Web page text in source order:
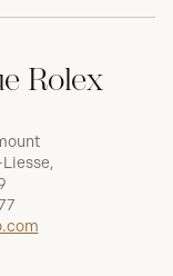
Rolex